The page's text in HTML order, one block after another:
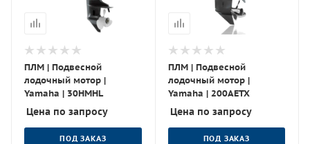
ПЛМ | Подвесной
лодочный мотор |
Yamaha | 30HMHL
Цена по запросу
ПОД ЗАКАЗ
ПЛМ | Подвесной
лодочный мотор |
Yamaha | 200AETX
Цена по запросу
ПОД ЗАКАЗ